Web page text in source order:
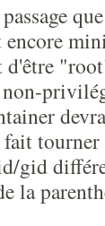
encore
d'être
gid
la